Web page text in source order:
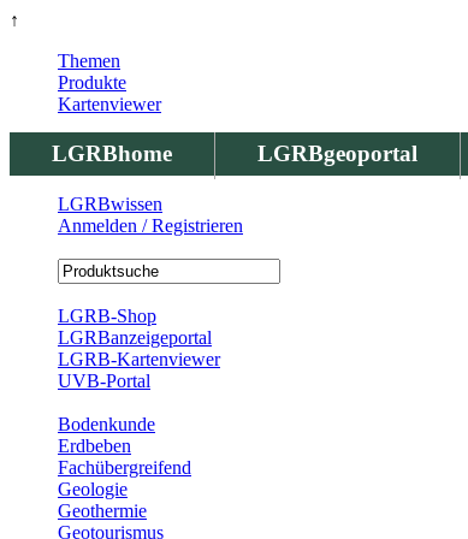
↑
LGRBhome LGRBgeoportal
Themen
Produkte
Kartenviewer
LGRBwissen
Anmelden / Registrieren
LGRB-Shop
LGRBanzeigeportal
LGRB-Kartenviewer
UVB-Portal
Bodenkunde
Erdbeben
Fachübergreifend
Geologie
Geothermie
Geotourismus